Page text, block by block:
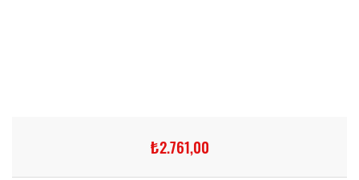
₺2.761,00